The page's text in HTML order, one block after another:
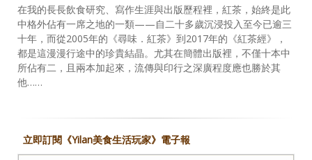
在我的長長飲食研究、寫作生涯與出版歷程裡，紅茶，始終是此
中格外佔有一席之地的一類——自二十多歲沉浸投入至今已逾三
十年，而從2005年的《尋味．紅茶》到2017年的《紅茶經》，
都是這漫漫行途中的珍貴結晶。尤其在簡體出版裡，不僅十本中
所佔有二，且兩本加起來，流傳與印行之深廣程度應也勝於其
他……
立即訂閱《Yilan美食生活玩家》電子報